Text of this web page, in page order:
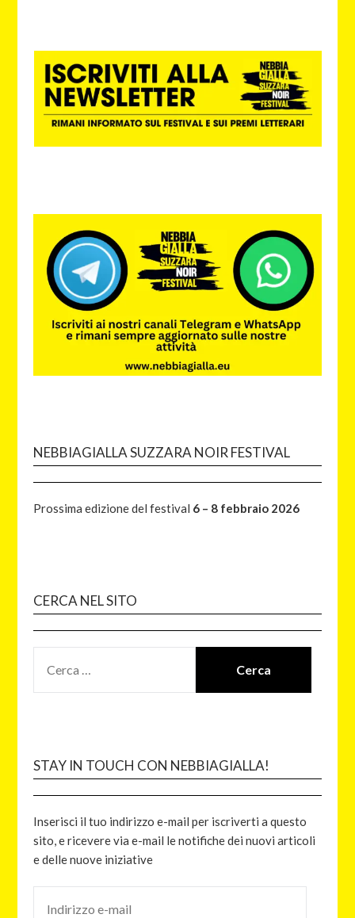
NEBBIAGIALLA SUZZARA NOIR FESTIVAL
Prossima edizione del festival 6 – 8 febbraio 2026
CERCA NEL SITO
STAY IN TOUCH CON NEBBIAGIALLA!
Inserisci il tuo indirizzo e-mail per iscriverti a questo
sito, e ricevere via e-mail le notifiche dei nuovi articoli
e delle nuove iniziative